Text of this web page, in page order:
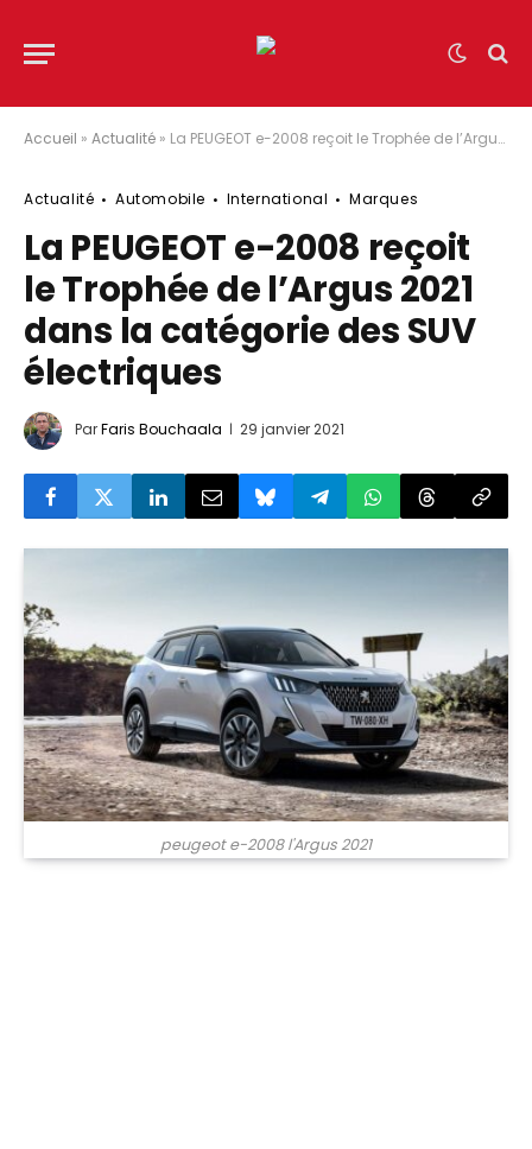
Accueil » Actualité » La PEUGEOT e-2008 reçoit le Trophée de l’Argus 2021 dans la catégorie des SUV électriques
Actualité Automobile International Marques
La PEUGEOT e-2008 reçoit
le Trophée de l’Argus 2021
dans la catégorie des SUV
électriques
ParFaris Bouchaala 29 janvier 2021
peugeot e-2008 l'Argus 2021